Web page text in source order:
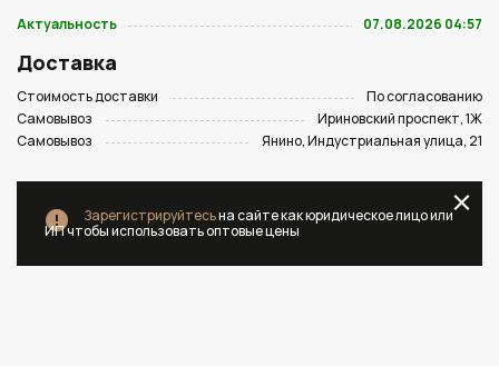
Актуальность
07.08.2026 04:57
Доставка
Стоимость доставки
По согласованию
Самовывоз
Ириновский проспект, 1Ж
Самовывоз
Янино, Индустриальная улица, 21
Зарегистрируйтесьна сайте как юридическое лицо или
ИП чтобы использовать оптовые цены